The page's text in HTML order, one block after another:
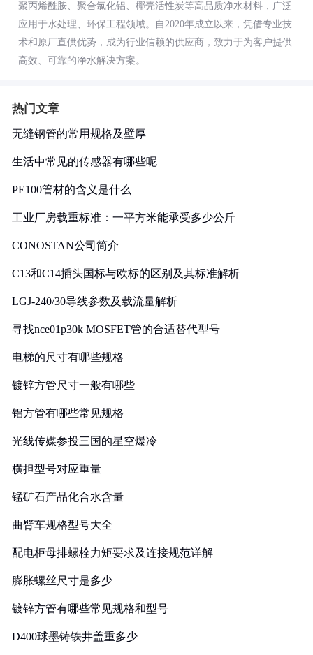
聚丙烯酰胺、聚合氯化铝、椰壳活性炭等高品质净水材料，广泛
应用于水处理、环保工程领域。自2020年成立以来，凭借专业技
术和原厂直供优势，成为行业信赖的供应商，致力于为客户提供
高效、可靠的净水解决方案。
热门文章
无缝钢管的常用规格及壁厚
生活中常见的传感器有哪些呢
PE100管材的含义是什么
工业厂房载重标准：一平方米能承受多少公斤
CONOSTAN公司简介
C13和C14插头国标与欧标的区别及其标准解析
LGJ-240/30导线参数及载流量解析
寻找nce01p30k MOSFET管的合适替代型号
电梯的尺寸有哪些规格
镀锌方管尺寸一般有哪些
铝方管有哪些常见规格
光线传媒参投三国的星空爆冷
横担型号对应重量
锰矿石产品化合水含量
曲臂车规格型号大全
配电柜母排螺栓力矩要求及连接规范详解
膨胀螺丝尺寸是多少
镀锌方管有哪些常见规格和型号
D400球墨铸铁井盖重多少